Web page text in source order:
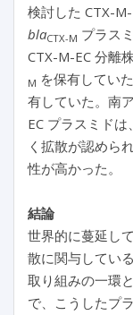
検討した CTX-
blaCTX-M プラス
CTX-M-EC 分離
M を保有してい
有していた。南
EC プラスミド
く拡散が認めら
性が高かった。
結論
世界的に蔓延し
散に関与してい
取り組みの一環
で、こうしたプ